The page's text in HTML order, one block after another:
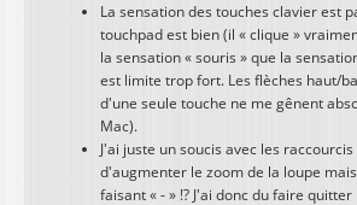
La sensation des touches clavier est
touchpad est bien (il « clique »
la sensation « souris » que la
est limite trop fort. Les flèches haut/
d'une seule touche ne me gênent
Mac).
J'ai juste un soucis avec les raccourcis
d'augmenter le zoom de la loupe
faisant « - » !? J'ai donc du faire